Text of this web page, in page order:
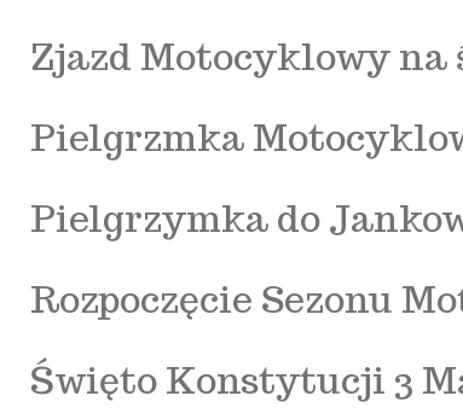
Zjazd Motocyklowy na
Pielgrzmka
Pielgrzymka do
Rozpoczęcie Sezonu
Święto Konstytucji 3